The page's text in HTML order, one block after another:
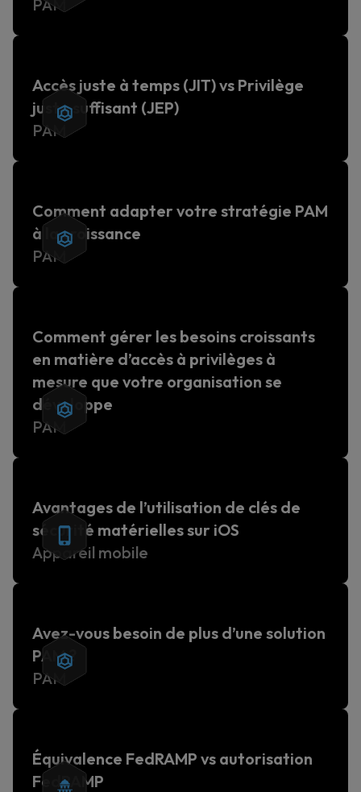
PAM
Accès juste à temps (JIT) vs Privilège
juste suffisant (JEP)
PAM
Comment adapter votre stratégie PAM
à la croissance
PAM
Comment gérer les besoins croissants
en matière d’accès à privilèges à
mesure que votre organisation se
développe
PAM
Avantages de l’utilisation de clés de
sécurité matérielles sur iOS
Appareil mobile
Avez-vous besoin de plus d’une solution
PAM ?
PAM
Équivalence FedRAMP vs autorisation
FedRAMP